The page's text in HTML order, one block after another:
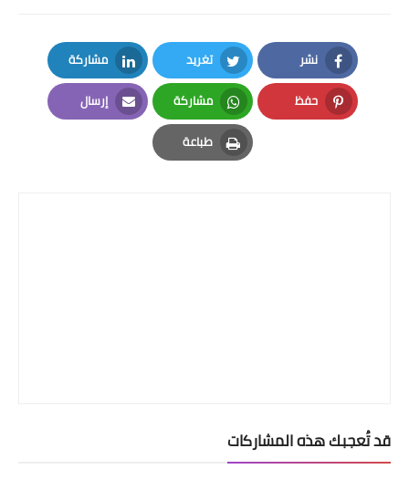
نشر
Facebook
تغريد
Twitter
مشاركة
LinkedIn
حفظ
Pinterest
مشاركة
Whatsapp
إرسال
Email
طباعة
Print
قد تُعجبك هذه المشاركات